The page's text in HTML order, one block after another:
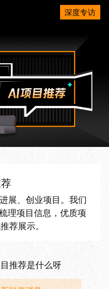
深度专访
展、创业项目。我们
理项目信息，优质项
荐展示。
推荐是什么呀